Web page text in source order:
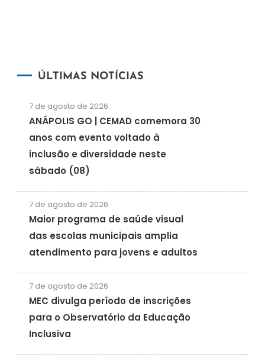
ÚLTIMAS NOTÍCIAS
7 de agosto de 2026
ANÁPOLIS GO | CEMAD comemora 30
anos com evento voltado à
inclusão e diversidade neste
sábado (08)
7 de agosto de 2026
Maior programa de saúde visual
das escolas municipais amplia
atendimento para jovens e adultos
7 de agosto de 2026
MEC divulga período de inscrições
para o Observatório da Educação
Inclusiva